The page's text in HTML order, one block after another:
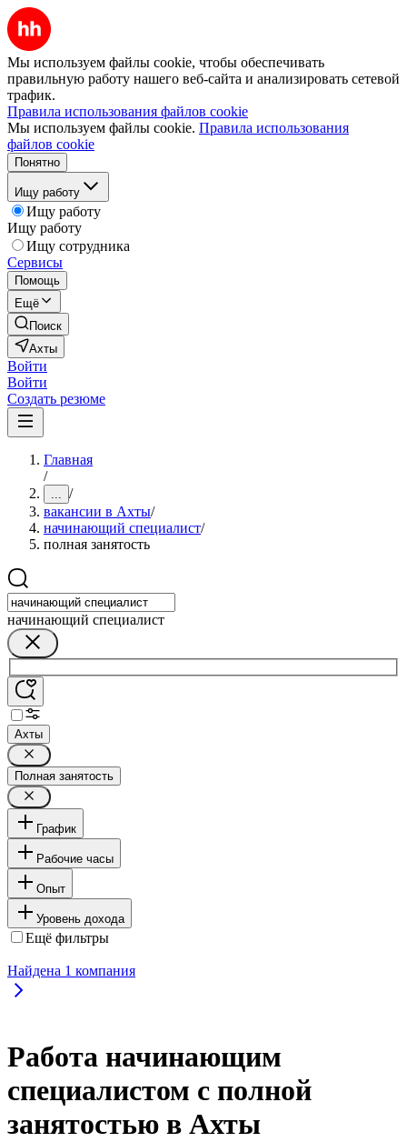
Мы используем файлы cookie, чтобы обеспечивать
правильную работу нашего веб-сайта и анализировать сетевой
трафик.
Правила использования файлов cookie
Мы используем файлы cookie. Правила использования
файлов cookie
Понятно
Ищу работу
Ищу работу
Ищу работу
Ищу сотрудника
Сервисы
Помощь
Ещё
Поиск
Ахты
Войти
Войти
Создать резюме
Главная
/
... /
вакансии в Ахты/
начинающий специалист/
полная занятость
начинающий специалист
Ахты
Полная занятость
График
Рабочие часы
Опыт
Уровень дохода
Ещё фильтры
Найдена 1 компания
Работа начинающим
специалистом с полной
занятостью в Ахты